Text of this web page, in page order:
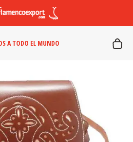
A TODO EL MUNDO